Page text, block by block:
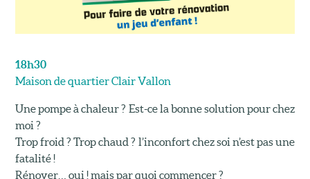
18h30
Maison de quartier Clair Vallon
Une pompe à chaleur ? Est-ce la bonne solution pour chez
moi ?
Trop froid ? Trop chaud ? l’inconfort chez soi n’est pas une
fatalité !
Rénover… oui ! mais par quoi commencer ?